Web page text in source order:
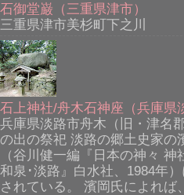
石御堂巌（三重県津市）
三重県津市美杉町下之川
石上神社/舟木石神座（兵庫県
兵庫県淡路市舟木（旧・津名
の出の祭祀 淡路の郷土史家の
（谷川健一編『日本の神々
和泉･淡路』白水社、1984年
されている。 濱岡氏によれば